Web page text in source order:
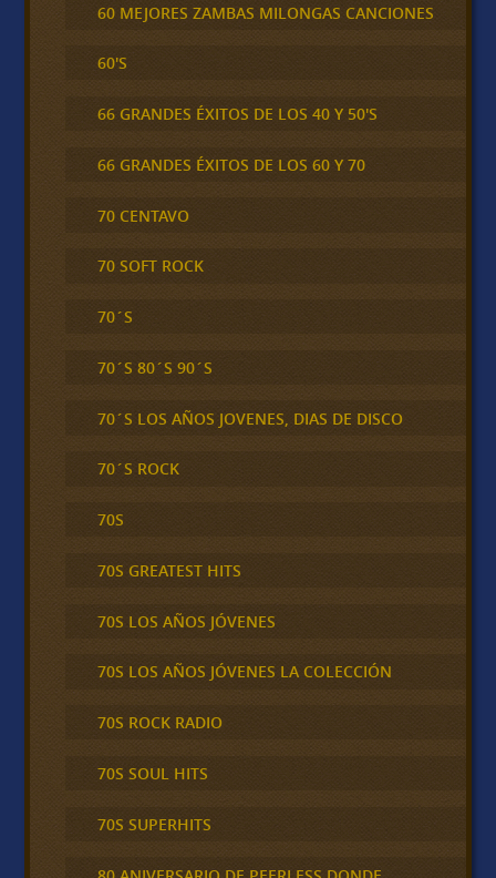
60 MEJORES ZAMBAS MILONGAS CANCIONES
60'S
66 GRANDES ÉXITOS DE LOS 40 Y 50'S
66 GRANDES ÉXITOS DE LOS 60 Y 70
70 CENTAVO
70 SOFT ROCK
70´S
70´S 80´S 90´S
70´S LOS AÑOS JOVENES, DIAS DE DISCO
70´S ROCK
70S
70S GREATEST HITS
70S LOS AÑOS JÓVENES
70S LOS AÑOS JÓVENES LA COLECCIÓN
70S ROCK RADIO
70S SOUL HITS
70S SUPERHITS